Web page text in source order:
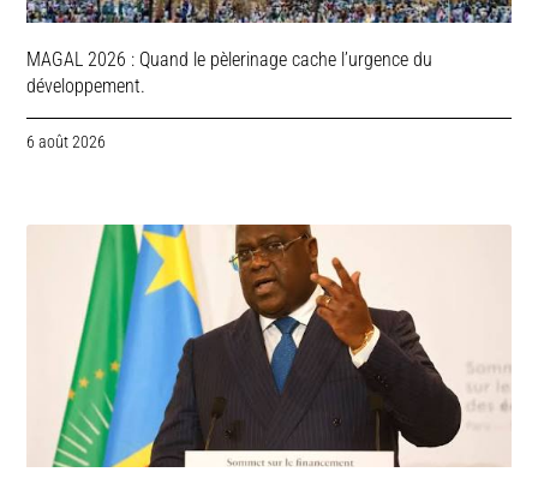
MAGAL 2026 : Quand le pèlerinage cache l’urgence du
développement.
6 août 2026